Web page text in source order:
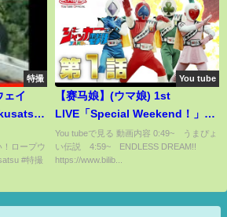
特撮
ェイ
特撮 #
ロープウ
#特撮
You tube
【赛马娘】(ウマ娘) 1st
LIVE「Special Weekend！」片
段
You tubeで見る 動画内容 0:49~ うまぴょ
い伝説 4:59~ ENDLESS DREAM!!
https://www.bilib...